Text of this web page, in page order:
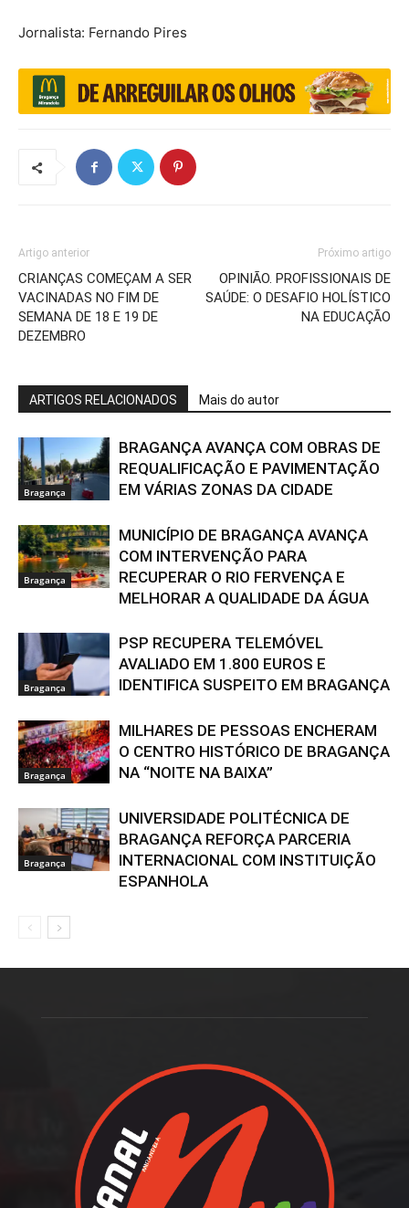
Jornalista: Fernando Pires
Artigo anterior
CRIANÇAS COMEÇAM A SER
VACINADAS NO FIM DE
SEMANA DE 18 E 19 DE
DEZEMBRO
Próximo artigo
OPINIÃO. PROFISSIONAIS DE
SAÚDE: O DESAFIO HOLÍSTICO
NA EDUCAÇÃO
ARTIGOS RELACIONADOS Mais do autor
Bragança
BRAGANÇA AVANÇA COM OBRAS DE
REQUALIFICAÇÃO E PAVIMENTAÇÃO
EM VÁRIAS ZONAS DA CIDADE
Bragança
MUNICÍPIO DE BRAGANÇA AVANÇA
COM INTERVENÇÃO PARA
RECUPERAR O RIO FERVENÇA E
MELHORAR A QUALIDADE DA ÁGUA
Bragança
PSP RECUPERA TELEMÓVEL
AVALIADO EM 1.800 EUROS E
IDENTIFICA SUSPEITO EM BRAGANÇA
Bragança
MILHARES DE PESSOAS ENCHERAM
O CENTRO HISTÓRICO DE BRAGANÇA
NA “NOITE NA BAIXA”
Bragança
UNIVERSIDADE POLITÉCNICA DE
BRAGANÇA REFORÇA PARCERIA
INTERNACIONAL COM INSTITUIÇÃO
ESPANHOLA